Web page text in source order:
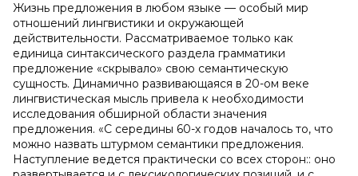
Жизнь предложения в любом языке — особый мир
отношений лингвистики и окружающей
действительности. Рассматриваемое только как
единица синтаксического раздела грамматики
предложение «скрывало» свою семантическую
сущность. Динамично развивающаяся в 20-ом веке
лингвистическая мысль привела к необходимости
исследования обширной области значения
предложения. «С середины 60-х годов началось то, что
можно назвать штурмом семантики предложения.
Наступление ведется практически со всех сторон:: оно